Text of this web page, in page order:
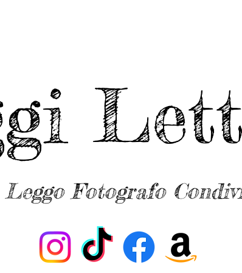
Leggo Fotografo